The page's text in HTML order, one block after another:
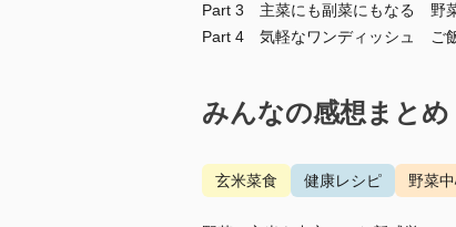
Part 3 主菜にも副菜にもなる 野
Part 4 気軽なワンディッシュ ご
みんなの感想まとめ
玄米菜食 健康レシピ 野菜